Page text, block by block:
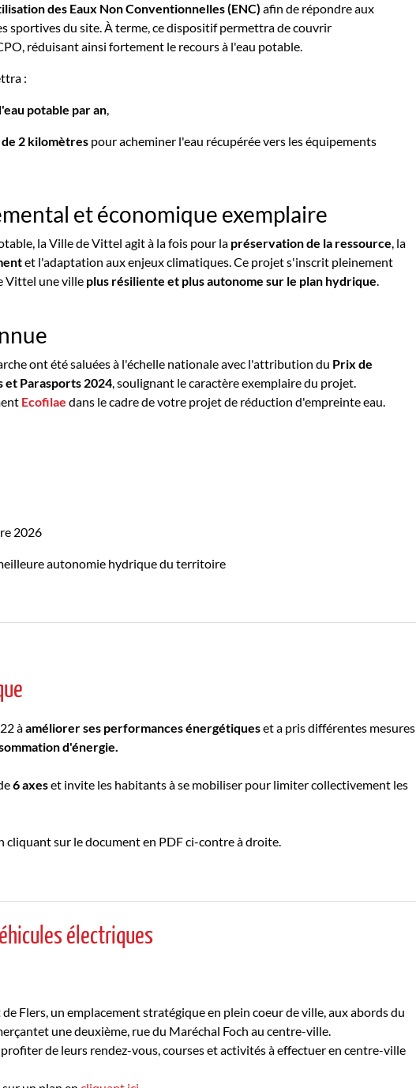
des Eaux Non Conventionnelles (ENC) afin de répondre aux
sportives du site. À terme, ce dispositif permettra de couvrir
réduisant ainsi fortement le recours à l'eau potable.
:
potable par an,
2 kilomètres pour acheminer l'eau récupérée vers les équipements
et économique exemplaire
la Ville de Vittel agit à la fois pour la préservation de la ressource, la
et l'adaptation aux enjeux climatiques. Ce projet s'inscrit pleinement
Vittel une ville plus résiliente et plus autonome sur le plan hydrique.
ont été saluées à l'échelle nationale avec l'attribution du Prix de
et Parasports 2024, soulignant le caractère exemplaire du projet.
Ecofilae dans le cadre de votre projet de réduction d'empreinte eau.
2026
autonomie hydrique du territoire
àaméliorer ses performances énergétiqueset a pris différentes mesures
d'énergie.
6 axeset invite les habitants à se mobiliser pour limiter collectivement les
cliquant sur le document en PDF ci-contre à droite.
électriques
Flers, un emplacement stratégique en plein coeur de ville, aux abords du
une deuxième, rue du Maréchal Foch au centre-ville.
de leurs rendez-vous, courses et activités à effectuer en centre-ville